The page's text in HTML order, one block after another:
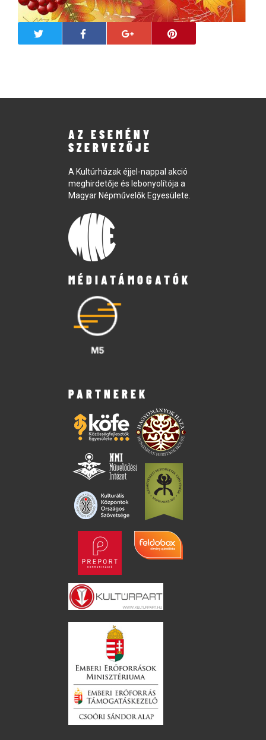
AZ ESEMÉNY
SZERVEZŐJE
A Kultúrházak éjjel-nappal akció
meghirdetője és lebonyolítója a
Magyar Népművelők Egyesülete.
MÉDIATÁMOGATÓK
PARTNEREK